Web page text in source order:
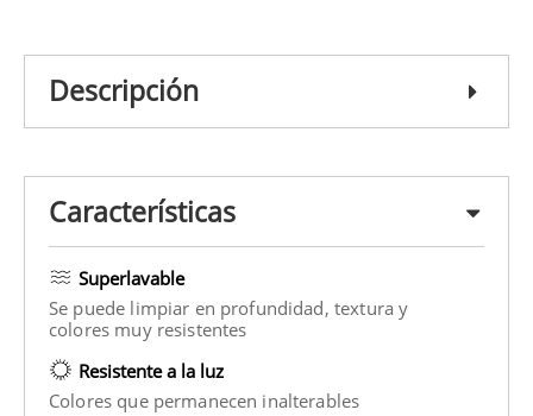
Descripción
Características
Superlavable
Se puede limpiar en profundidad, textura y
colores muy resistentes
Resistente a la luz
Colores que permanecen inalterables